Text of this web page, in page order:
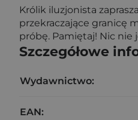
Królik iluzjonista
przekraczające granicę
próbę. Pamiętaj! Nic nie
Szczegółowe
Wydawnictwo:
EAN: